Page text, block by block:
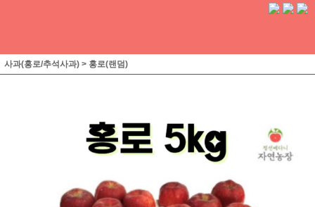
사과(홍로/추석사과) > 홍로(랜덤)